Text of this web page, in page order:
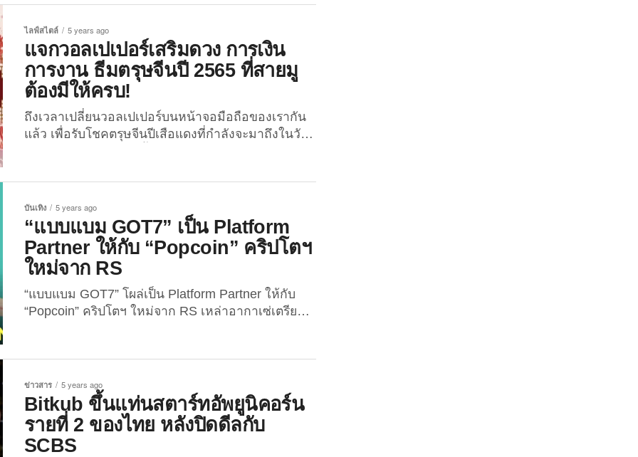
ทำให้ทุกคนสามารถค้นหาหมอดูได้ทุกรูปแบบและใน
ทุกที่ได้อย่างง่ายได้ แต่ใครกันที่มีญาณทิพย์หยั่งเห็น
อนาคตได้อย่างแม่นยำได้ทุกเรื่อง? สำหรับวันนี้ The
Joi จะพาทุกคนไปรู้จัก “8 หมอดูไพ่ยิปซีสุดแม่น ที่
ปรึกษาชีวิต การงาน การเงิน และความรักก็ปังปุริเย่!” ที่
การันตีโดยชาวเน็ตสายมู ...
ไลฟ์สไตล์ 5 years ago
แจกวอลเปเปอร์เสริมดวง การเงิน
การงาน ธีมตรุษจีนปี 2565 ที่สายมู
ต้องมีให้ครบ!
ถึงเวลาเปลี่ยนวอลเปเปอร์บนหน้าจอมือถือของเรากัน
แล้ว เพื่อรับโชคตรุษจีนปีเสือแดงที่กำลังจะมาถึงในวัน
ความรัก ไปจนถึงสุขภาพ ในธีมตรุษจีนมาฝากทุกคน
เสริมดวงด้านการเงิน วอลเปเปอร์เสริมดวงด้านการ
เงินที่ The Joi ขอนำเสนอ คือ วอลเปเปอร์รูป “เทพเจ้า
ไฉ่ซิงเอี๊ย”...
บันเทิง 5 years ago
“แบบแบม GOT7” เป็น Platform
Partner ให้กับ “Popcoin” คริปโตฯ
ใหม่จาก RS
“แบบแบม GOT7” โผล่เป็น Platform Partner ให้กับ
“Popcoin” คริปโตฯ ใหม่จาก RS เหล่าอากาเซ่เตรียม
Platform Partner (พรีเซนเตอร์) ให้กับเหรียญดิจิทัลโท
เคนชื่อว่า “Popcoin” ของ “RS Group” ร่วมกับ “บริษัท
โฟร์ท...
ข่าวสาร 5 years ago
Bitkub ขึ้นแท่นสตาร์ทอัพยูนิคอร์น
รายที่ 2 ของไทย หลังปิดดีลกับ
SCBS